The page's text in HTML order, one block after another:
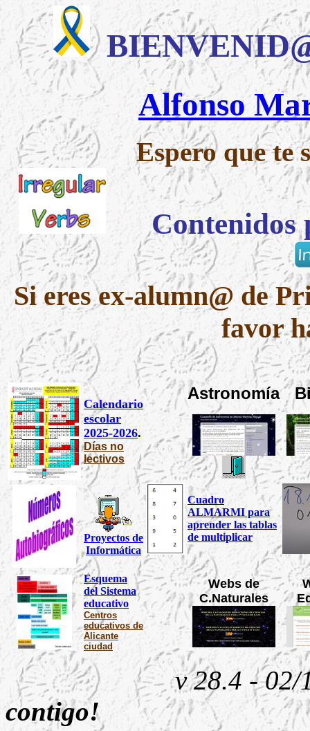
Alfonso
Espero que te
Contenidos
Si eres ex-alumn@ de
favor
Calendario
escolar
2025-2026.
Días no
lectivos
Astronomía
Proyectos de
Informática
Cuadro
ALMARMI para
aprender las tablas
de multiplicar
Esquema
del Sistema
educativo
Centros
educativos de
Alicante
ciudad
Webs de
C.Naturales
v 28.4 -
contigo!